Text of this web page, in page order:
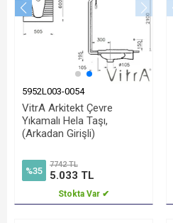
5952L003-0054
VitrA Arkitekt Çevre
Yıkamalı Hela Taşı,
(Arkadan Girişli)
%35
7742 TL
5.033 TL
Stokta Var ✔